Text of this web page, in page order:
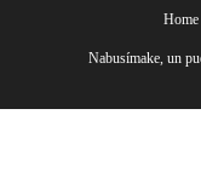
Home
Nabusímake, un